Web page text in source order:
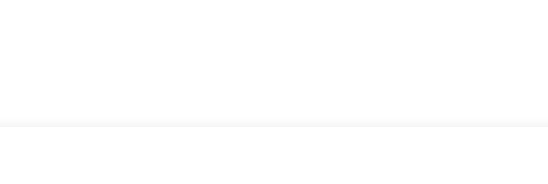
senza complicazioni.